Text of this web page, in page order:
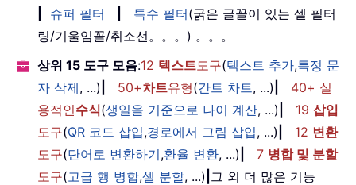
슈퍼 필터 특수 필터(굵은 글꼴이 있는 셀 필터
링/기울임꼴/취소선。。。) 。。。
상위 15 도구 모음:12 텍스트도구(텍스트 추가,특정 문
자 삭제, ...) 50+차트유형(간트 차트, ...)
40+ 실
용적인수식(생일을 기준으로 나이 계산, ...) 19 삽입
도구(QR 코드 삽입,경로에서 그림 삽입, ...) 12 변환
도구(단어로 변환하기,환율 변환, ...) 7 병합 및 분할
도구(고급 행 병합,셀 분할, ...) 그 외 더 많은 기능